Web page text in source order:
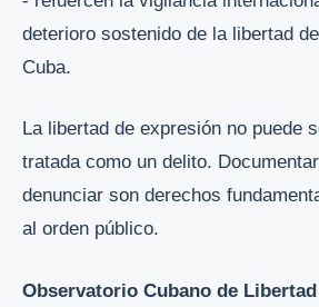
deterioro sostenido de la libertad
Cuba.
La libertad de expresión no puede
tratada como un delito.
denunciar son derechos
al orden público.
Observatorio Cubano de